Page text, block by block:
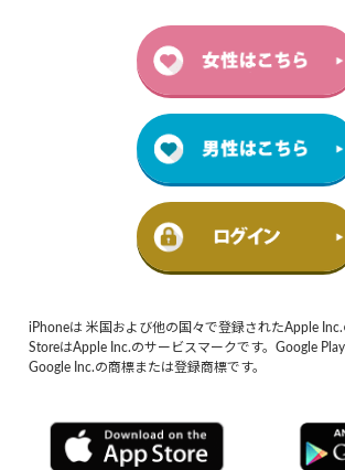
iPhoneは 米国および他の国々で登録されたApple
StoreはApple Inc.のサービスマークです。Google
Google Inc.の商標または登録商標です。